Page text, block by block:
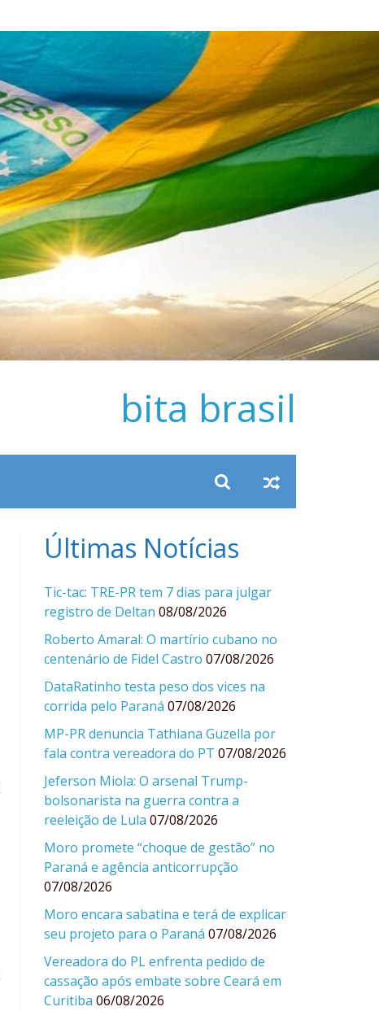
bita brasil
Últimas Notícias
Tic-tac: TRE-PR tem 7 dias para julgar
registro de Deltan 08/08/2026
Roberto Amaral: O martírio cubano no
centenário de Fidel Castro 07/08/2026
DataRatinho testa peso dos vices na
corrida pelo Paraná 07/08/2026
MP-PR denuncia Tathiana Guzella por
fala contra vereadora do PT 07/08/2026
Jeferson Miola: O arsenal Trump-
bolsonarista na guerra contra a
reeleição de Lula 07/08/2026
Moro promete “choque de gestão” no
Paraná e agência anticorrupção
07/08/2026
Moro encara sabatina e terá de explicar
seu projeto para o Paraná 07/08/2026
Vereadora do PL enfrenta pedido de
cassação após embate sobre Ceará em
Curitiba 06/08/2026